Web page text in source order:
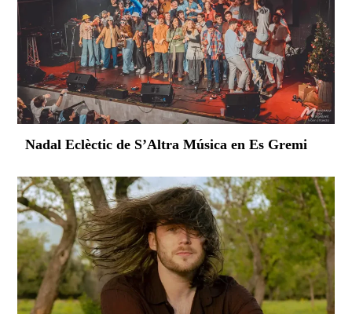
Nadal Eclèctic de S’Altra Música en Es Gremi